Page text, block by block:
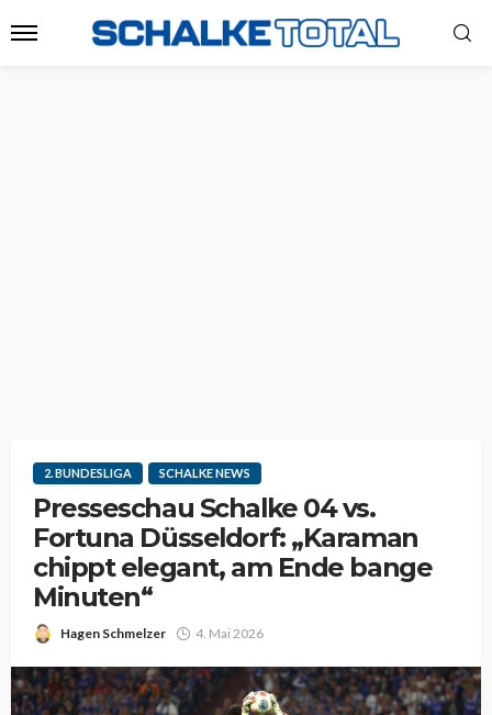
2. BUNDESLIGA SCHALKE NEWS
Presseschau Schalke 04 vs.
Fortuna Düsseldorf: „Karaman
chippt elegant, am Ende bange
Minuten“
Hagen Schmelzer 4. Mai 2026